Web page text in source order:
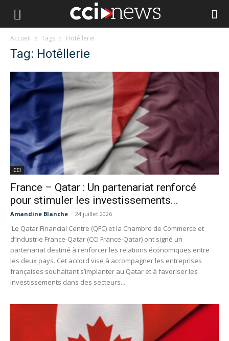
Accueil Tags Hotêllerie
Tag: Hotêllerie
CCI
France – Qatar : Un partenariat renforcé
pour stimuler les investissements...
Amandine Blanche - 24 juillet 2026
Le Qatar Financial Centre (QFC) et la Chambre de Commerce et
d’Industrie France-Qatar (CCI France-Qatar) ont signé un
partenariat destiné à renforcer les relations économiques entre
les deux pays. Cet accord vise à accompagner les entreprises
françaises souhaitant s’implanter au Qatar et à favoriser les
investissements dans des secteurs...